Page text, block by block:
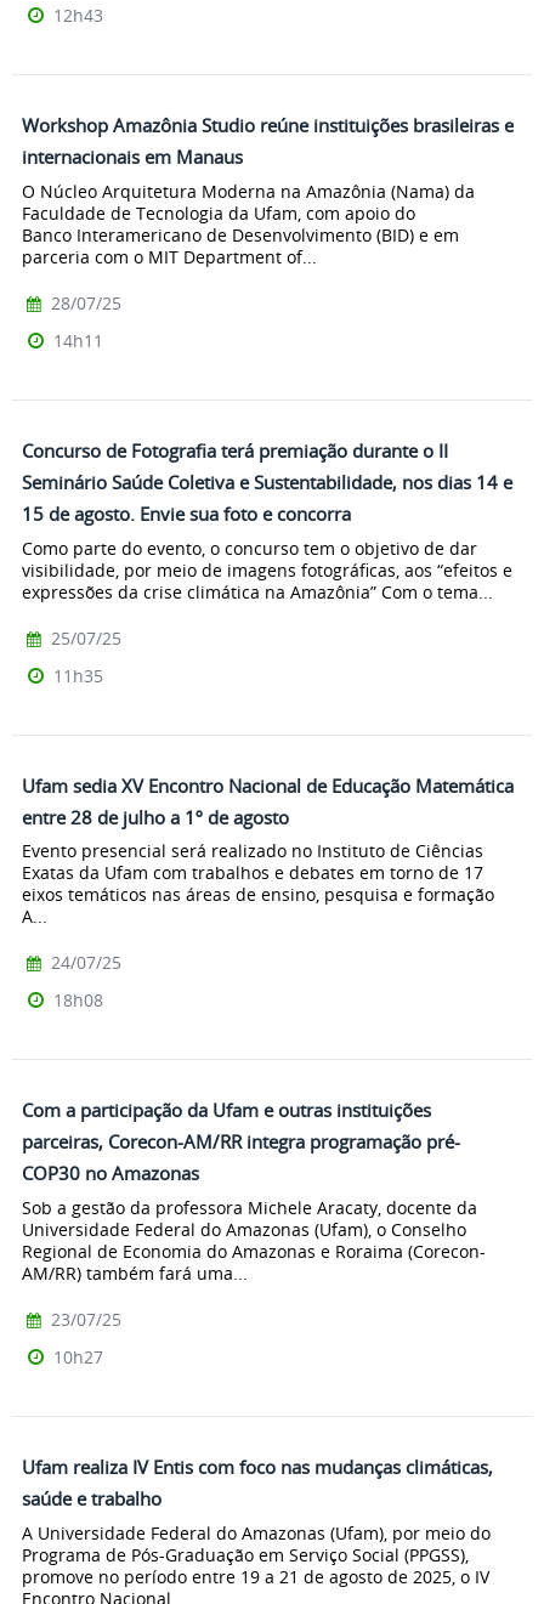
12h43
Workshop Amazônia Studio reúne instituições brasileiras e
internacionais em Manaus
O Núcleo Arquitetura Moderna na Amazônia (Nama) da
Faculdade de Tecnologia da Ufam, com apoio do
Banco Interamericano de Desenvolvimento (BID) e em
parceria com o MIT Department of...
28/07/25
14h11
Concurso de Fotografia terá premiação durante o II
Seminário Saúde Coletiva e Sustentabilidade, nos dias 14 e
15 de agosto. Envie sua foto e concorra
Como parte do evento, o concurso tem o objetivo de dar
visibilidade, por meio de imagens fotográficas, aos “efeitos e
expressões da crise climática na Amazônia” Com o tema...
25/07/25
11h35
Ufam sedia XV Encontro Nacional de Educação Matemática
entre 28 de julho a 1º de agosto
Evento presencial será realizado no Instituto de Ciências
Exatas da Ufam com trabalhos e debates em torno de 17
eixos temáticos nas áreas de ensino, pesquisa e formação
A...
24/07/25
18h08
Com a participação da Ufam e outras instituições
parceiras, Corecon-AM/RR integra programação pré-
COP30 no Amazonas
Sob a gestão da professora Michele Aracaty, docente da
Universidade Federal do Amazonas (Ufam), o Conselho
Regional de Economia do Amazonas e Roraima (Corecon-
AM/RR) também fará uma...
23/07/25
10h27
Ufam realiza IV Entis com foco nas mudanças climáticas,
saúde e trabalho
A Universidade Federal do Amazonas (Ufam), por meio do
Programa de Pós-Graduação em Serviço Social (PPGSS),
promove no período entre 19 a 21 de agosto de 2025, o IV
Encontro Nacional...